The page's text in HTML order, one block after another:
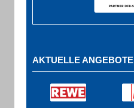
AKTUELLE ANGEBOTE